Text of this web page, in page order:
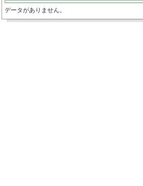
データがありません。